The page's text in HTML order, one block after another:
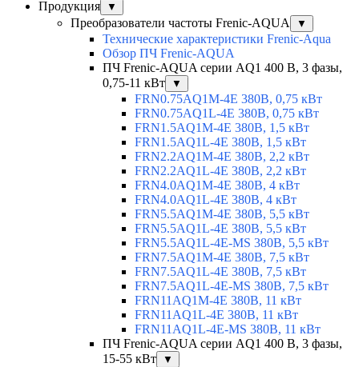
Продукция
▼
Преобразователи частоты Frenic-AQUA ▼
Технические характеристики Frenic-Aqua
Обзор ПЧ Frenic-AQUA
ПЧ Frenic-AQUA серии AQ1 400 В, 3 фазы,
0,75-11 кВт
▼
FRN0.75AQ1M-4E 380В, 0,75 кВт
FRN0.75AQ1L-4E 380В, 0,75 кВт
FRN1.5AQ1M-4E 380В, 1,5 кВт
FRN1.5AQ1L-4E 380В, 1,5 кВт
FRN2.2AQ1M-4E 380В, 2,2 кВт
FRN2.2AQ1L-4E 380В, 2,2 кВт
FRN4.0AQ1M-4E 380В, 4 кВт
FRN4.0AQ1L-4E 380В, 4 кВт
FRN5.5AQ1M-4E 380В, 5,5 кВт
FRN5.5AQ1L-4E 380В, 5,5 кВт
FRN5.5AQ1L-4E-MS 380В, 5,5 кВт
FRN7.5AQ1M-4E 380В, 7,5 кВт
FRN7.5AQ1L-4E 380В, 7,5 кВт
FRN7.5AQ1L-4E-MS 380В, 7,5 кВт
FRN11AQ1M-4E 380В, 11 кВт
FRN11AQ1L-4E 380В, 11 кВт
FRN11AQ1L-4E-MS 380В, 11 кВт
ПЧ Frenic-AQUA серии AQ1 400 В, 3 фазы,
15-55 кВт
▼